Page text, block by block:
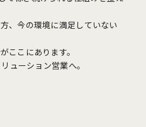
、今の環境に満足していない
ここにあります。
ューション営業へ。